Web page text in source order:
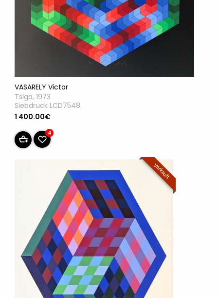
VASARELY Victor
Tsiga, 1973
Siebdruck LCD7548
1 400.00€
4
Verkauft